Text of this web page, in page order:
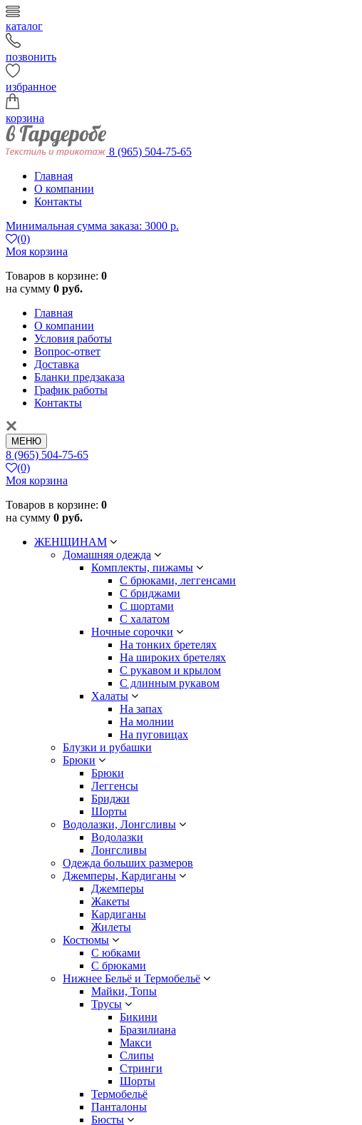
каталог
позвонить
избранное
корзина
8 (965) 504-75-65
Главная
О компании
Контакты
Минимальная сумма заказа: 3000 р.
(0)
Моя корзина
Товаров в корзине: 0
на сумму 0 руб.
Главная
О компании
Условия работы
Вопрос-ответ
Доставка
Бланки предзаказа
График работы
Контакты
МЕНЮ
8 (965) 504-75-65
(0)
Моя корзина
Товаров в корзине: 0
на сумму 0 руб.
ЖЕНЩИНАМ
Домашняя одежда
Комплекты, пижамы
С брюками, леггенсами
С бриджами
С шортами
С халатом
Ночные сорочки
На тонких бретелях
На широких бретелях
С рукавом и крылом
С длинным рукавом
Халаты
На запах
На молнии
На пуговицах
Блузки и рубашки
Брюки
Брюки
Леггенсы
Бриджи
Шорты
Водолазки, Лонгсливы
Водолазки
Лонгсливы
Одежда больших размеров
Джемперы, Кардиганы
Джемперы
Жакеты
Кардиганы
Жилеты
Костюмы
С юбками
С брюками
Нижнее Бельё и Термобельё
Майки, Топы
Трусы
Бикини
Бразилиана
Макси
Слипы
Стринги
Шорты
Термобельё
Панталоны
Бюсты